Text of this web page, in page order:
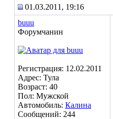
01.03.2011, 19:16
buuu
Форумчанин
Регистрация: 12.02.2011
Адрес: Тула
Возраст: 40
Пол: Мужской
Автомобиль: Калина
Сообщений: 244